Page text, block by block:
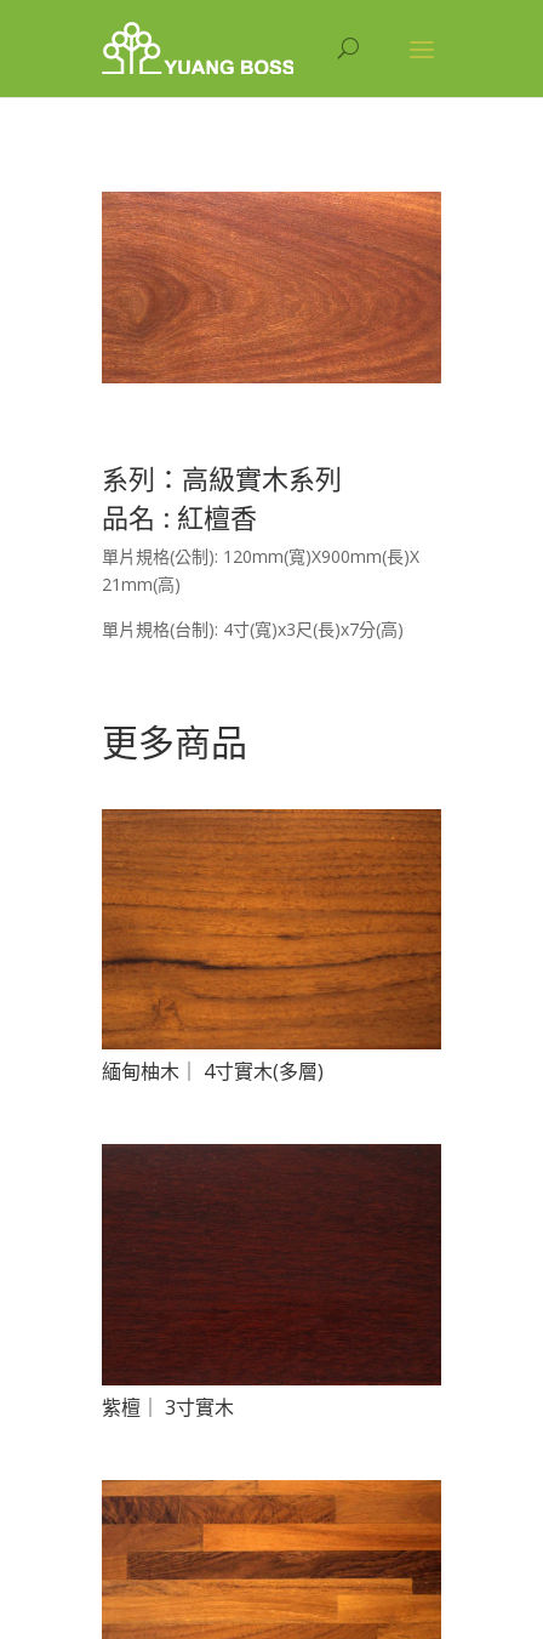
系列：高級實木系列
品名 : 紅檀香
單片規格(公制): 120mm(寬)X900mm(長)X
21mm(高)
單片規格(台制): 4寸(寬)x3尺(長)x7分(高)
更多商品
緬甸柚木｜ 4寸實木(多層)
紫檀｜ 3寸實木